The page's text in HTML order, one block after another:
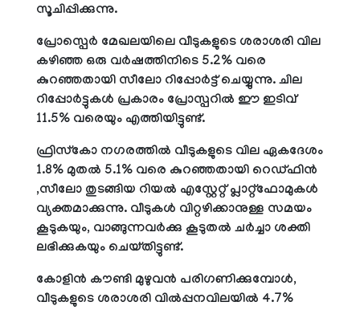
സൂചിപ്പിക്കുന്നു.
പ്രോസ്പെര്‍ മേഖലയിലെ വീടുകളുടെ ശരാശരി വില
കഴിഞ്ഞ ഒരു വര്‍ഷത്തിനിടെ 5.2% വരെ
കുറഞ്ഞതായി സീലോ റിപ്പോര്‍ട്ട് ചെയ്യുന്നു. ചില
റിപ്പോര്‍ട്ടുകള്‍ പ്രകാരം പ്രോസ്പറില്‍ ഈ ഇടിവ്
11.5% വരെയും എത്തിയിട്ടുണ്ട്.
ഫ്രിസ്‌കോ നഗരത്തില്‍ വീടുകളുടെ വില ഏകദേശം
1.8% മുതല്‍ 5.1% വരെ കുറഞ്ഞതായി റെഡ്ഫിന്‍
,സീലോ തുടങ്ങിയ റിയല്‍ എസ്റ്റേറ്റ് പ്ലാറ്റ്‌ഫോമുകള്‍
വ്യക്തമാക്കുന്നു. വീടുകള്‍ വിറ്റഴിക്കാനുള്ള സമയം
കൂടുകയും, വാങ്ങുന്നവര്‍ക്കു കൂടുതല്‍ ചര്‍ച്ചാ ശക്തി
ലഭിക്കുകയും ചെയ്തിട്ടുണ്ട്.
കോളിന്‍ കൗണ്ടി മുഴുവന്‍ പരിഗണിക്കുമ്പോള്‍,
വീടുകളുടെ ശരാശരി വില്‍പ്പനവിലയില്‍ 4.7%